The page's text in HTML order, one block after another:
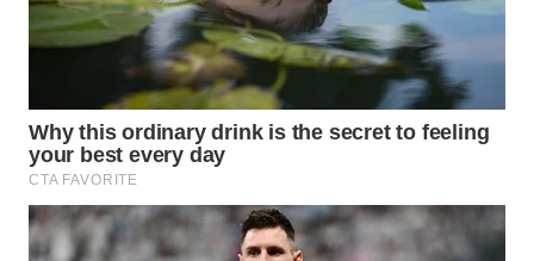
WN
SULSEL
WN
GORONTALO
WN
SULUT